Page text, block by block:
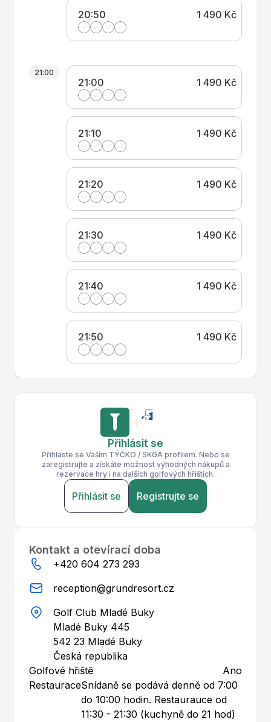
20:50 1 490 Kč
21:00
21:00 1 490 Kč
21:10 1 490 Kč
21:20 1 490 Kč
21:30 1 490 Kč
21:40 1 490 Kč
21:50 1 490 Kč
Přihlásit se
Přihlaste se Vaším TÝČKO / SKGA profilem. Nebo se
zaregistrujte a získáte možnost výhodných nákupů a
rezervace hry i na dalších golfových hřištích.
Přihlásit se Registrujte se
Kontakt a otevírací doba
+420 604 273 293
reception@grundresort.cz
Golf Club Mladé Buky
Mladé Buky 445
542 23 Mladé Buky
Česká republika
Golfové hřiště
Ano
RestauraceSnídaně se podává denně od 7:00
do 10:00 hodin. Restaurauce od
11:30 - 21:30 (kuchyně do 21 hod)